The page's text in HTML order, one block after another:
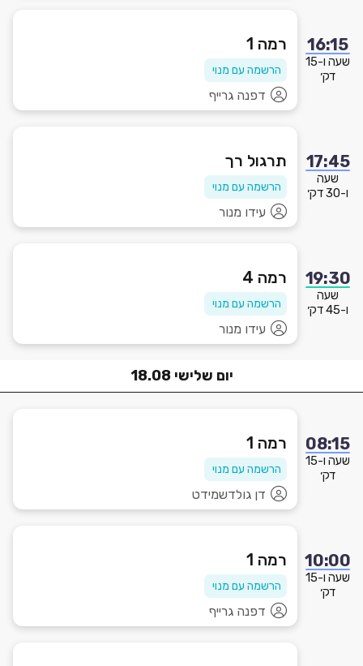
16:15
שעה ו-15
דק׳
רמה 1
הרשמה עם מנוי
דפנה גרייף
17:45
שעה
ו-30 דק׳
תרגול רך
הרשמה עם מנוי
עידו מנור
19:30
שעה
ו-45 דק׳
רמה 4
הרשמה עם מנוי
עידו מנור
יום שלישי 18.08
08:15
שעה ו-15
דק׳
רמה 1
הרשמה עם מנוי
דן גולדשמידט
10:00
שעה ו-15
דק׳
רמה 1
הרשמה עם מנוי
דפנה גרייף